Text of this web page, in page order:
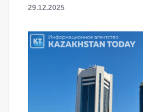
29.12.2025